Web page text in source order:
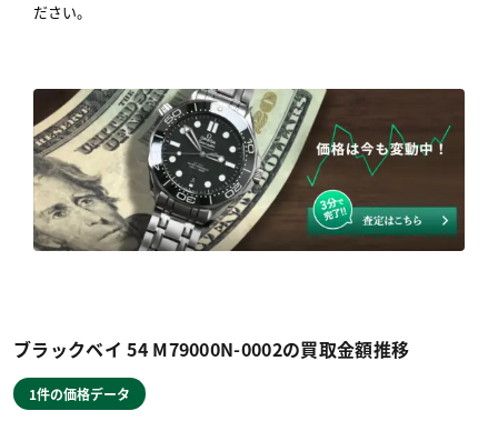
ださい。
ブラックベイ 54 M79000N-0002の買取金額推移
1件の価格データ